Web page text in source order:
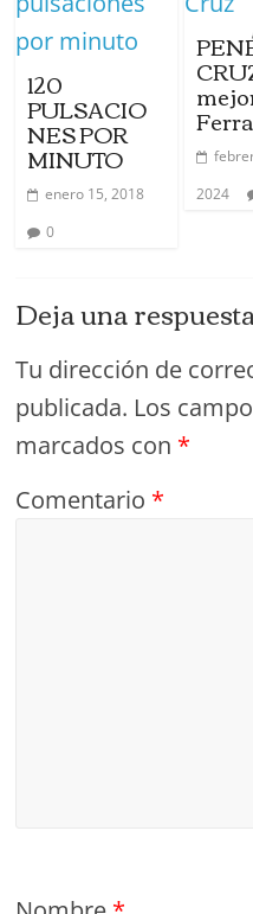
120
PULSACIO
NES POR
MINUTO
enero 15, 2018
0
2024
Deja una
Tu dirección de
publicada. Los
marcados con *
Comentario *